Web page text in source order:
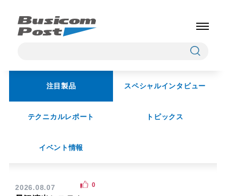
注目製品 スペシャルインタビュー
テクニカルレポート トピックス
イベント情報
2026.08.07 0